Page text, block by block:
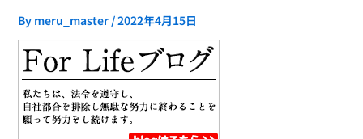
By meru_master /2022年4月15日